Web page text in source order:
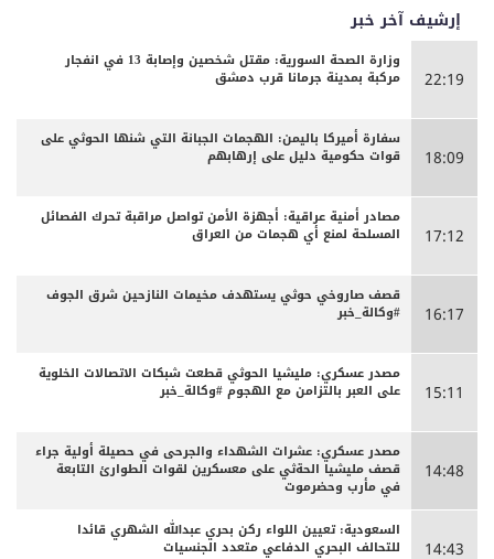
إرشيف آخر خبر
22:19
وزارة الصحة السورية: مقتل شخصين وإصابة 13 في انفجار
مركبة بمدينة جرمانا قرب دمشق
18:09
سفارة أميركا باليمن: الهجمات الجبانة التي شنها الحوثي على
قوات حكومية دليل على إرهابهم
17:12
مصادر أمنية عراقية: أجهزة الأمن تواصل مراقبة تحرك الفصائل
المسلحة لمنع أي هجمات من العراق
16:17
قصف صاروخي حوثي يستهدف مخيمات النازحين شرق الجوف
#وكالة_خبر
15:11
مصدر عسكري: مليشيا الحوثي قطعت شبكات الاتصالات الخلوية
على العبر بالتزامن مع الهجوم #وكالة_خبر
14:48
مصدر عسكري: عشرات الشهداء والجرحى ‏في حصيلة أولية جراء
قصف مليشيا الحةثي على معسكرين لقوات الطوارئ التابعة
في مأرب وحضرموت
14:43
السعودية: تعيين اللواء ركن بحري عبدالله الشهري قائدا
للتحالف البحري الدفاعي متعدد الجنسيات